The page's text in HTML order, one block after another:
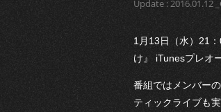
Update : 2016.01.12
1月13日（水）21
け』 iTunesプレオ
番組ではメンバー
ティックライブも実